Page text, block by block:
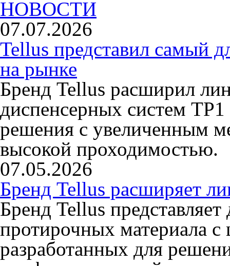
НОВОСТИ
07.07.2026
Tellus представил самый
на рынке
Бренд Tellus расширил
диспенсерных систем
решения с увеличенным
высокой проходимостью.
07.05.2026
Бренд Tellus расширяет
Бренд Tellus
протирочных материала
разработанных для